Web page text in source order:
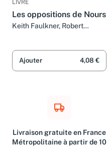
LIVRE
Les oppositions de Nours
Keith Faulkner, Robert
Ajouter 4,08 €
Livraison gratuite en France
Métropolitaine à partir de 10